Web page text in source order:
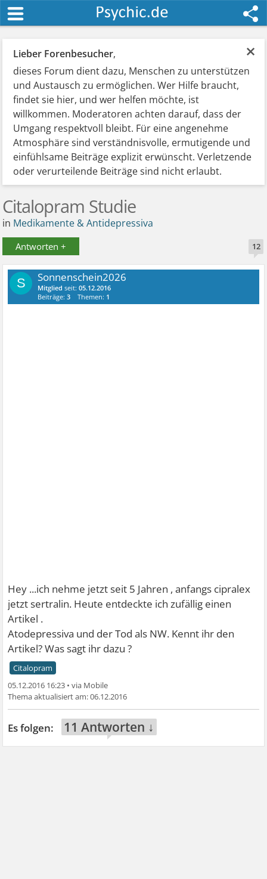
×
Lieber Forenbesucher,
dieses Forum dient dazu, Menschen zu unterstützen
und Austausch zu ermöglichen. Wer Hilfe braucht,
findet sie hier, und wer helfen möchte, ist
willkommen. Moderatoren achten darauf, dass der
Umgang respektvoll bleibt. Für eine angenehme
Atmosphäre sind verständnisvolle, ermutigende und
einfühlsame Beiträge explizit erwünscht. Verletzende
oder verurteilende Beiträge sind nicht erlaubt.
Citalopram Studie
in Medikamente & Antidepressiva
Antworten + 12
S Sonnenschein2026
Mitglied seit:05.12.2016
Beiträge:3 Themen: 1
Hey ...ich nehme jetzt seit 5 Jahren , anfangs cipralex
jetzt sertralin. Heute entdeckte ich zufällig einen
Artikel .
Atodepressiva und der Tod als NW. Kennt ihr den
Artikel? Was sagt ihr dazu ?
Citalopram
05.12.2016 16:23 •
06.12.2016
11 Antworten ↓